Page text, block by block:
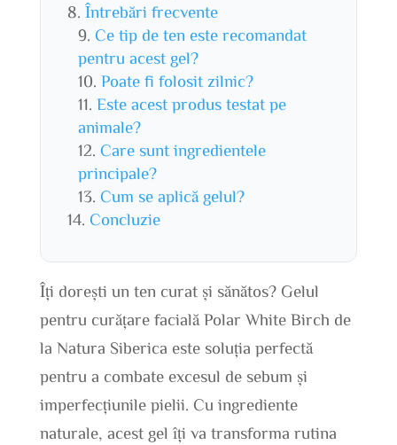
Întrebări frecvente
Ce tip de ten este recomandat
pentru acest gel?
Poate fi folosit zilnic?
Este acest produs testat pe
animale?
Care sunt ingredientele
principale?
Cum se aplică gelul?
Concluzie
Îți dorești un ten curat și sănătos? Gelul
pentru curățare facială Polar White Birch de
la Natura Siberica este soluția perfectă
pentru a combate excesul de sebum și
imperfecțiunile pielii. Cu ingrediente
naturale, acest gel îți va transforma rutina